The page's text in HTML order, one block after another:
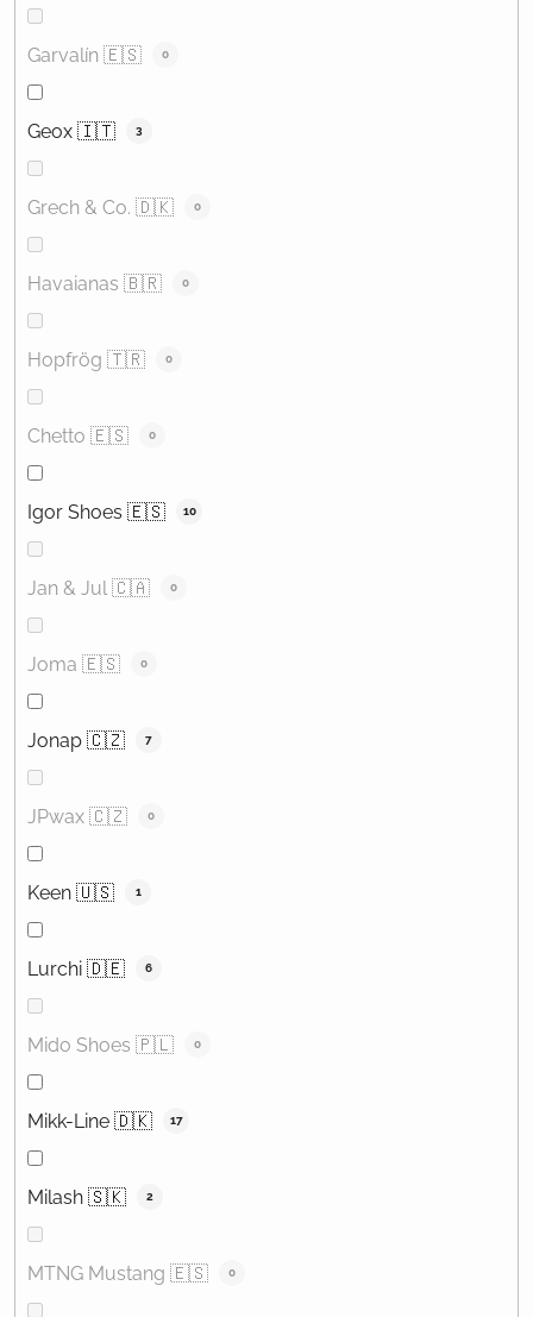
Garvalín 🇪🇸 0
Geox 🇮🇹 3
Grech & Co. 🇩🇰 0
Havaianas 🇧🇷 0
Hopfrög 🇹🇷 0
Chetto 🇪🇸 0
Igor Shoes 🇪🇸 10
Jan & Jul 🇨🇦 0
Joma 🇪🇸 0
Jonap 🇨🇿 7
JPwax 🇨🇿 0
Keen 🇺🇸 1
Lurchi 🇩🇪 6
Mido Shoes 🇵🇱 0
Mikk-Line 🇩🇰 17
Milash 🇸🇰 2
MTNG Mustang 🇪🇸 0